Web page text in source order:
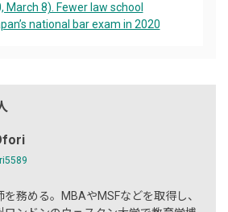
March 8). Fewer law school
national bar exam in 2020
務める。MBAやMSFなどを取得し、